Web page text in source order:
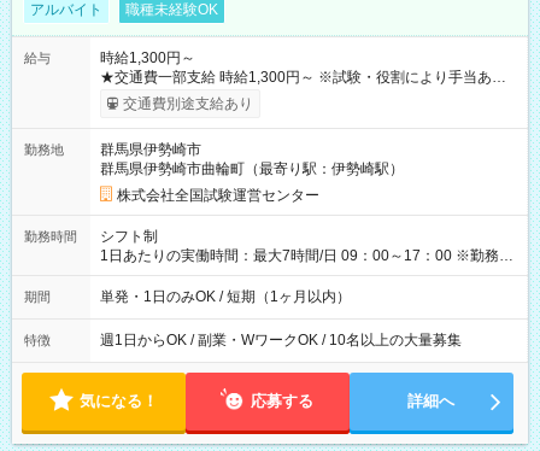
アルバイト 職種未経験OK
給与
時給1,300円～
★交通費一部支給 時給1,300円～ ※試験・役割により手当あり
※勤務回数により昇給あり 【即給（前払い）オプションあ
り！】 希望される場合、勤務から1週間ほどで給与の一部を受け
例】 ・河合塾模擬試験 8:30～17:30（休憩1時間） 時給1,300円
×8時間＝日収10,400円＋交通費 ※当日の役割により時給＋100
円の場合あり ・国家試験 7:00～13:30（休憩なし） 時給1,300
円（役割手当＋100円）×6時間＝日収8,400円＋交通費 【試用期
間】試用期間なし
交通費別途支給あり
勤務地
群馬県伊勢崎市
群馬県伊勢崎市曲輪町（最寄り駅：伊勢崎駅）
株式会社全国試験運営センター
勤務時間
シフト制
1日あたりの実働時間：最大7時間/日 09：00～17：00 ※勤務時
間は 試験により異なります。
期間 単発・1日のみOK / 短期（1ヶ月以内）
特徴 週1日からOK / 副業・WワークOK / 10名以上の大量募集
気になる！ 応募する 詳細へ